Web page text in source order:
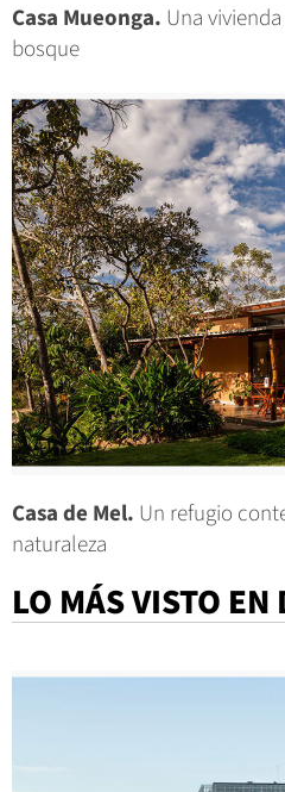
Casa Mueonga. Una
bosque
Casa de Mel. Un refugio
naturaleza
LO MÁS VISTO EN